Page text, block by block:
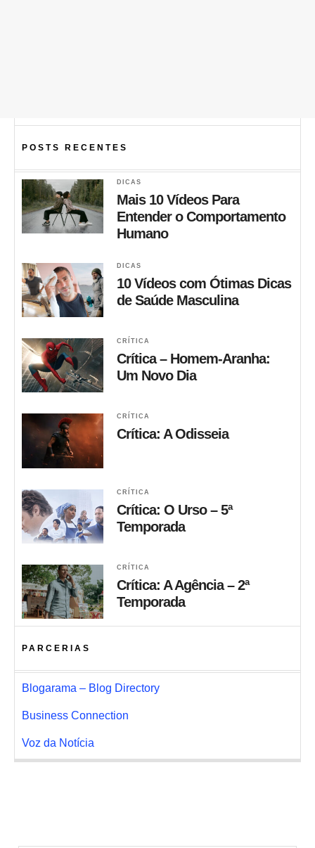
POSTS RECENTES
DICAS
Mais 10 Vídeos Para
Entender o Comportamento
Humano
DICAS
10 Vídeos com Ótimas Dicas
de Saúde Masculina
CRÍTICA
Crítica – Homem-Aranha:
Um Novo Dia
CRÍTICA
Crítica: A Odisseia
CRÍTICA
Crítica: O Urso – 5ª
Temporada
CRÍTICA
Crítica: A Agência – 2ª
Temporada
PARCERIAS
Blogarama – Blog Directory
Business Connection
Voz da Notícia